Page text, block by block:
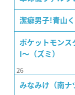
潔癖男子!青山く
ポケットモンス
I〜（ズミ）
26
みなみけ（南ナ